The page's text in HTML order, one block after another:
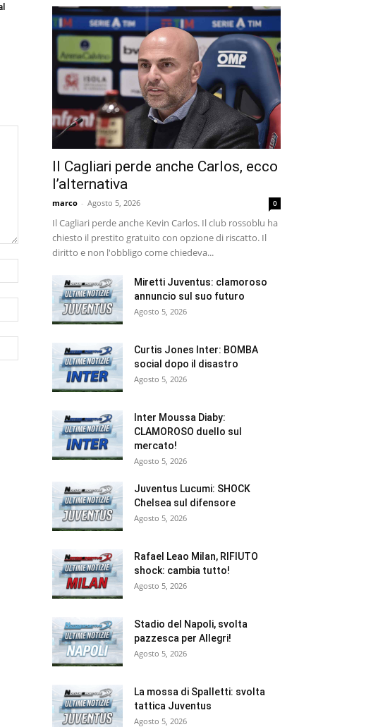
Il Cagliari perde anche Carlos, ecco
l’alternativa
marco - Agosto 5, 2026 0
Il Cagliari perde anche Kevin Carlos. Il club rossoblu ha
chiesto il prestito gratuito con opzione di riscatto. Il
diritto e non l'obbligo come chiedeva...
Miretti Juventus: clamoroso
annuncio sul suo futuro
Agosto 5, 2026
Curtis Jones Inter: BOMBA
social dopo il disastro
Agosto 5, 2026
Inter Moussa Diaby:
CLAMOROSO duello sul
mercato!
Agosto 5, 2026
Juventus Lucumi: SHOCK
Chelsea sul difensore
Agosto 5, 2026
Rafael Leao Milan, RIFIUTO
shock: cambia tutto!
Agosto 5, 2026
Stadio del Napoli, svolta
pazzesca per Allegri!
Agosto 5, 2026
La mossa di Spalletti: svolta
tattica Juventus
Agosto 5, 2026